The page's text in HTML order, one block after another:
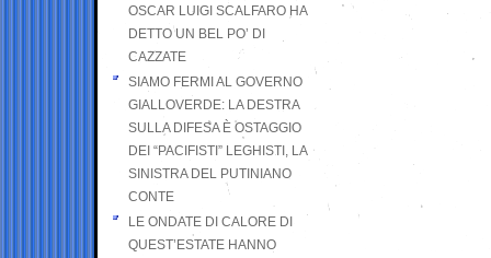
OSCAR LUIGI SCALFARO HA
DETTO UN BEL PO’ DI
CAZZATE
SIAMO FERMI AL GOVERNO
GIALLOVERDE: LA DESTRA
SULLA DIFESA È OSTAGGIO
DEI “PACIFISTI” LEGHISTI, LA
SINISTRA DEL PUTINIANO
CONTE
LE ONDATE DI CALORE DI
QUEST’ESTATE HANNO